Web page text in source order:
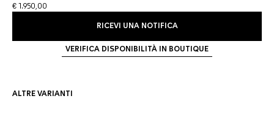
€ 1.950,00
RICEVI UNA NOTIFICA
VERIFICA DISPONIBILITÀ IN BOUTIQUE
ALTRE VARIANTI